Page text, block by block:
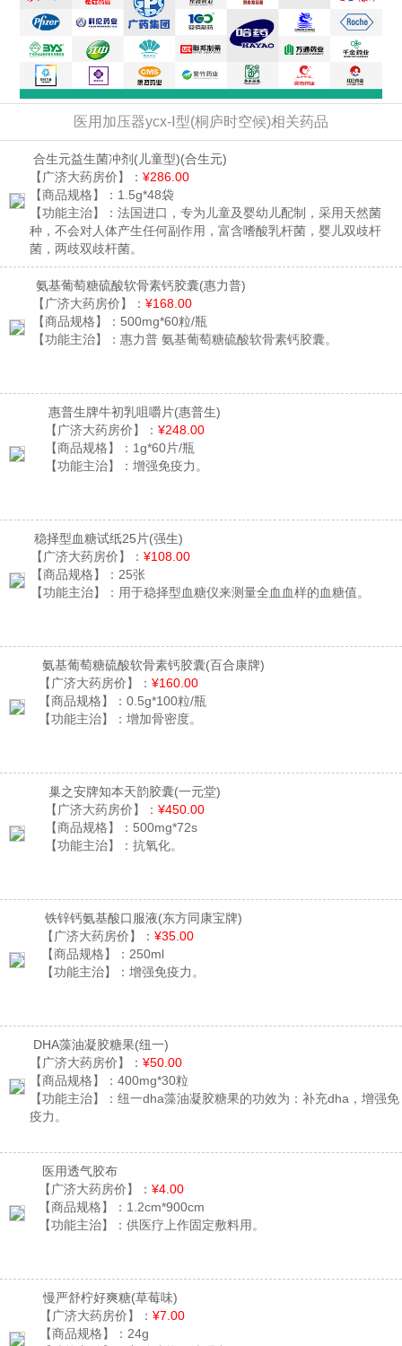
医用加压器ycx-Ⅰ型(桐庐时空候)相关药品
合生元益生菌冲剂(儿童型)(合生元)
【广济大药房价】： ¥286.00
【商品规格】： 1.5g*48袋
【功能主治】： 法国进口，专为儿童及婴幼儿配制，采用天然菌
种，不会对人体产生任何副作用，富含嗜酸乳杆菌，婴儿双歧杆
菌，两歧双歧杆菌。
氨基葡萄糖硫酸软骨素钙胶囊(惠力普)
【广济大药房价】： ¥168.00
【商品规格】： 500mg*60粒/瓶
【功能主治】： 惠力普 氨基葡萄糖硫酸软骨素钙胶囊。
惠普生牌牛初乳咀嚼片(惠普生)
【广济大药房价】： ¥248.00
【商品规格】： 1g*60片/瓶
【功能主治】： 增强免疫力。
稳择型血糖试纸25片(强生)
【广济大药房价】： ¥108.00
【商品规格】： 25张
【功能主治】： 用于稳择型血糖仪来测量全血血样的血糖值。
氨基葡萄糖硫酸软骨素钙胶囊(百合康牌)
【广济大药房价】： ¥160.00
【商品规格】： 0.5g*100粒/瓶
【功能主治】： 增加骨密度。
巢之安牌知本天韵胶囊(一元堂)
【广济大药房价】： ¥450.00
【商品规格】： 500mg*72s
【功能主治】： 抗氧化。
铁锌钙氨基酸口服液(东方同康宝牌)
【广济大药房价】： ¥35.00
【商品规格】： 250ml
【功能主治】： 增强免疫力。
DHA藻油凝胶糖果(纽一)
【广济大药房价】： ¥50.00
【商品规格】： 400mg*30粒
【功能主治】： 纽一dha藻油凝胶糖果的功效为：补充dha，增强免
疫力。
医用透气胶布
【广济大药房价】： ¥4.00
【商品规格】： 1.2cm*900cm
【功能主治】： 供医疗上作固定敷料用。
慢严舒柠好爽糖(草莓味)
【广济大药房价】： ¥7.00
【商品规格】： 24g